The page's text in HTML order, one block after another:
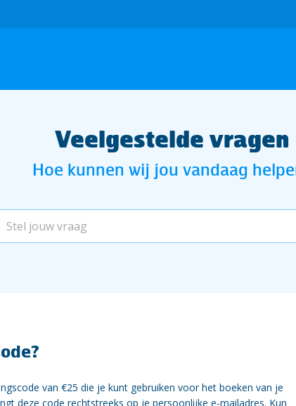
Veelgestelde vragen
Hoe kunnen wij jou vandaag
van €25 die je kunt gebruiken voor het boeken van je
deze code rechtstreeks op je persoonlijke e-mailadres. Kun